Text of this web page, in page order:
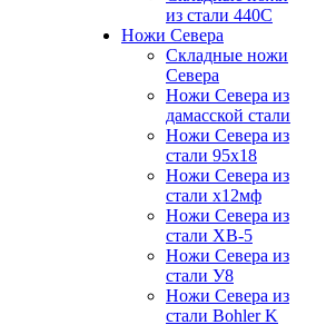
из стали 440С
Ножи Севера
Складные ножи
Севера
Ножи Севера из
дамасской стали
Ножи Севера из
стали 95х18
Ножи Севера из
стали х12мф
Ножи Севера из
стали ХВ-5
Ножи Севера из
стали У8
Ножи Севера из
стали Bohler K